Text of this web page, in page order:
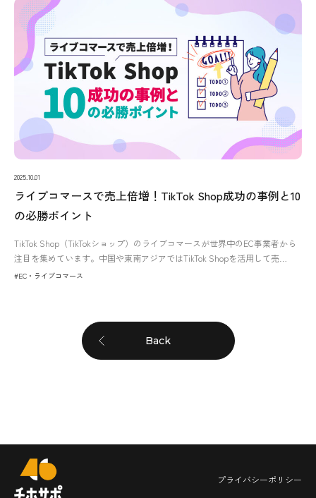
2025.10.01
ライブコマースで売上倍増！TikTok Shop成功の事例と10
の必勝ポイント
TikTok Shop（TikTokショップ）のライブコマースが世界中のEC事業者から
注目を集めています。中国や東南アジアではTikTok Shopを活用して売…
#EC・ライブコマース
Back
プライバシーポリシー